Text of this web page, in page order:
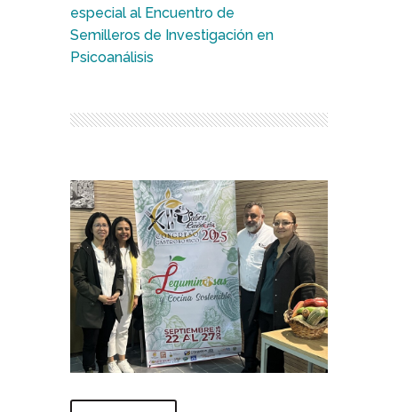
especial al Encuentro de
Semilleros de Investigación en
Psicoanálisis